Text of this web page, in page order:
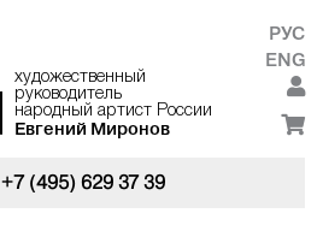
художественный
руководитель
народный артист России
Евгений Миронов
РУС
ENG
+7 (495) 629 37 39